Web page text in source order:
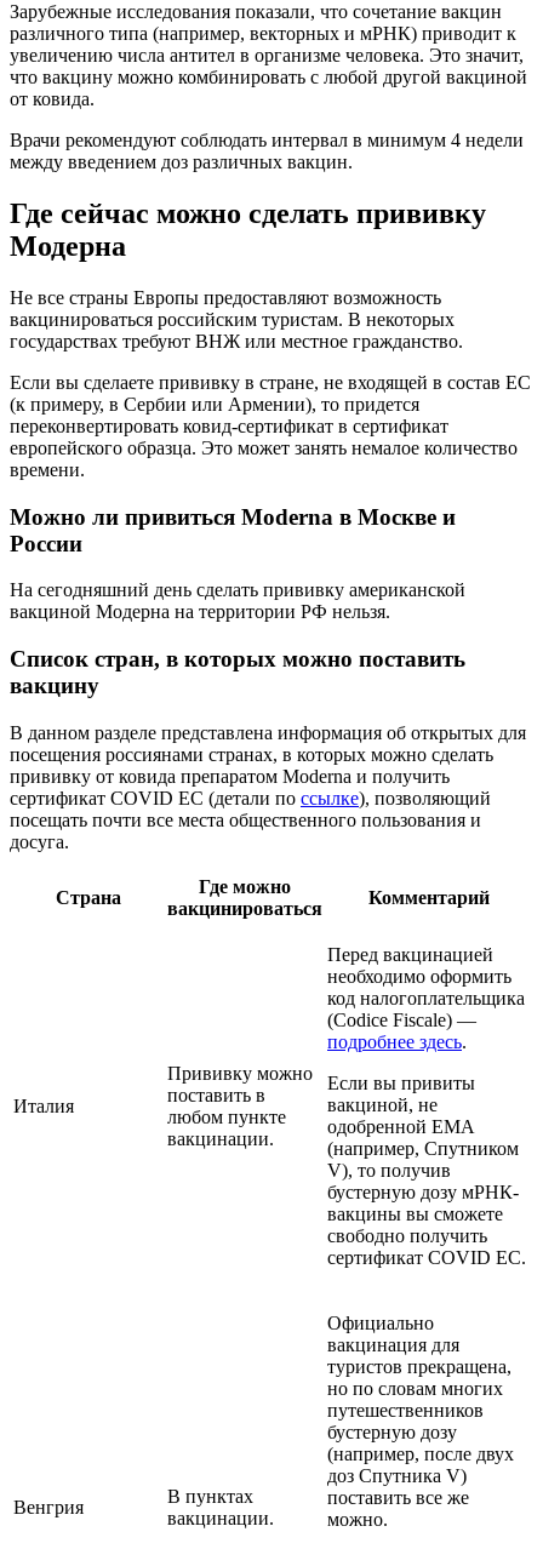
Зарубежные исследования показали, что сочетание вакцин
различного типа (например, векторных и мРНК) приводит к
увеличению числа антител в организме человека. Это значит,
что вакцину можно комбинировать с любой другой вакциной
от ковида.
Врачи рекомендуют соблюдать интервал в минимум 4 недели
между введением доз различных вакцин.
Где сейчас можно сделать прививку
Модерна
Не все страны Европы предоставляют возможность
вакцинироваться российским туристам. В некоторых
государствах требуют ВНЖ или местное гражданство.
Если вы сделаете прививку в стране, не входящей в состав ЕС
(к примеру, в Сербии или Армении), то придется
переконвертировать ковид-сертификат в сертификат
европейского образца. Это может занять немалое количество
времени.
Можно ли привиться Moderna в Москве и
России
На сегодняшний день сделать прививку американской
вакциной Модерна на территории РФ нельзя.
Список стран, в которых можно поставить
вакцину
В данном разделе представлена информация об открытых для
посещения россиянами странах, в которых можно сделать
прививку от ковида препаратом Moderna и получить
сертификат COVID ЕС (детали по ссылке), позволяющий
посещать почти все места общественного пользования и
досуга.
Страна
Где можно
вакцинироваться
Комментарий
Италия
Прививку можно
поставить в
любом пункте
вакцинации.
Перед вакцинацией
необходимо оформить
код налогоплательщика
(Codice Fiscale) —
подробнее здесь.
Если вы привиты
вакциной, не
одобренной EMA
(например, Спутником
V), то получив
бустерную дозу мРНК-
вакцины вы сможете
свободно получить
сертификат COVID EC.
Венгрия
В пунктах
вакцинации.
Официально
вакцинация для
туристов прекращена,
но по словам многих
путешественников
бустерную дозу
(например, после двух
доз Спутника V)
поставить все же
можно.